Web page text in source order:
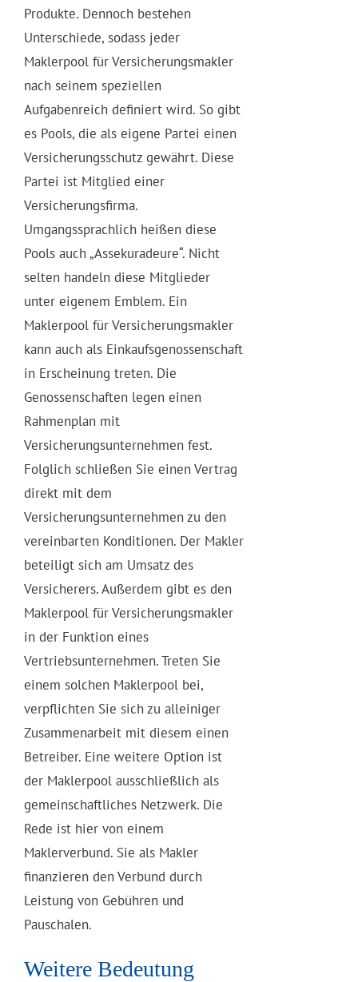
Produkte. Dennoch bestehen
Unterschiede, sodass jeder
Maklerpool für Versicherungsmakler
nach seinem speziellen
Aufgabenreich definiert wird. So gibt
es Pools, die als eigene Partei einen
Versicherungsschutz gewährt. Diese
Partei ist Mitglied einer
Versicherungsfirma.
Umgangssprachlich heißen diese
Pools auch „Assekuradeure“. Nicht
selten handeln diese Mitglieder
unter eigenem Emblem. Ein
Maklerpool für Versicherungsmakler
kann auch als Einkaufsgenossenschaft
in Erscheinung treten. Die
Genossenschaften legen einen
Rahmenplan mit
Versicherungsunternehmen fest.
Folglich schließen Sie einen Vertrag
direkt mit dem
Versicherungsunternehmen zu den
vereinbarten Konditionen. Der Makler
beteiligt sich am Umsatz des
Versicherers. Außerdem gibt es den
Maklerpool für Versicherungsmakler
in der Funktion eines
Vertriebsunternehmen. Treten Sie
einem solchen Maklerpool bei,
verpflichten Sie sich zu alleiniger
Zusammenarbeit mit diesem einen
Betreiber. Eine weitere Option ist
der Maklerpool ausschließlich als
gemeinschaftliches Netzwerk. Die
Rede ist hier von einem
Maklerverbund. Sie als Makler
finanzieren den Verbund durch
Leistung von Gebühren und
Pauschalen.
Weitere Bedeutung